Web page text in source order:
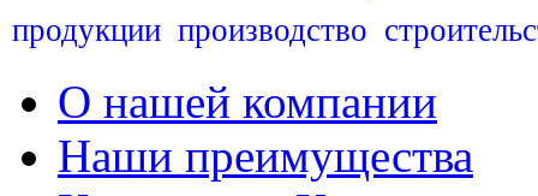
продукции производство
О нашей компании
Наши преимущества